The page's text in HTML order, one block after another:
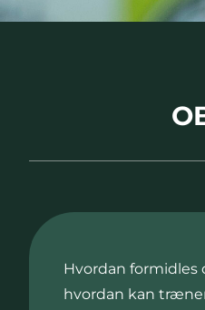
Hvordan
hvordan kan